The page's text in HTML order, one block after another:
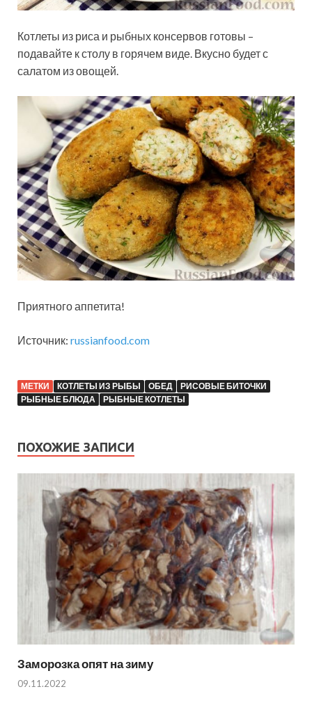
Котлеты из риса и рыбных консервов готовы –
подавайте к столу в горячем виде. Вкусно будет с
салатом из овощей.
Приятного аппетита!
Источник: russianfood.com
МЕТКИ КОТЛЕТЫ ИЗ РЫБЫ ОБЕД
РИСОВЫЕ БИТОЧКИ
РЫБНЫЕ БЛЮДА
РЫБНЫЕ КОТЛЕТЫ
ПОХОЖИЕ ЗАПИСИ
Заморозка опят на зиму
09.11.2022